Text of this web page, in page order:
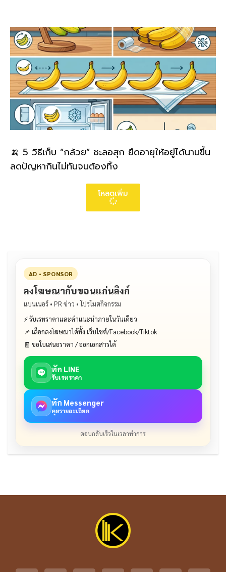
🍌 5 วิธีเก็บ “กล้วย” ชะลอสุก ยืดอายุให้อยู่ได้นานขึ้น
ลดปัญหากินไม่ทันจนต้องทิ้ง
โหลดเพิ่ม
AD • SPONSOR
ลงโฆษณากับขอนแก่นลิงก์
แบนเนอร์ • PR ข่าว • โปรโมตกิจกรรม
⚡ รับเรทราคาและคำแนะนำภายในวันเดียว
📌 เลือกลงโฆษณาได้ทั้ง เว็บไซต์/Facebook/Tiktok
🧾 ขอใบเสนอราคา / ออกเอกสารได้
ทัก LINE
รับเรทราคา
ทัก Messenger
คุยรายละเอียด
ตอบกลับเร็วในเวลาทำการ